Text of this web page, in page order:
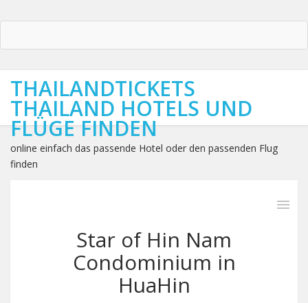
THAILANDTICKETS
THAILAND HOTELS UND
FLÜGE FINDEN
online einfach das passende Hotel oder den passenden Flug
finden
Star of Hin Nam
Condominium in
HuaHin